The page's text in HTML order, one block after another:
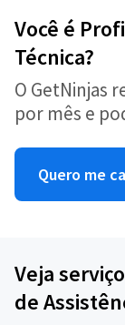
Você é
Técnica?
O GetNinjas
por mês e
Quero me
Veja
de